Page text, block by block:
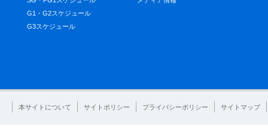
G1・G2スケジュール
G3スケジュール
本サイトについて サイトポリシー プライバシーポリシー サイトマップ